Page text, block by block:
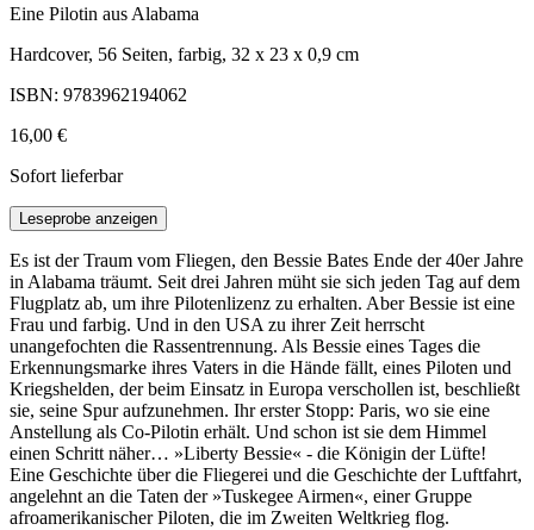
Eine Pilotin aus Alabama
Hardcover, 56 Seiten, farbig, 32 x 23 x 0,9 cm
ISBN: 9783962194062
16,00 €
Sofort lieferbar
Leseprobe anzeigen
Es ist der Traum vom Fliegen, den Bessie Bates Ende der 40er Jahre
in Alabama träumt. Seit drei Jahren müht sie sich jeden Tag auf dem
Flugplatz ab, um ihre Pilotenlizenz zu erhalten. Aber Bessie ist eine
Frau und farbig. Und in den USA zu ihrer Zeit herrscht
unangefochten die Rassentrennung. Als Bessie eines Tages die
Erkennungsmarke ihres Vaters in die Hände fällt, eines Piloten und
Kriegshelden, der beim Einsatz in Europa verschollen ist, beschließt
sie, seine Spur aufzunehmen. Ihr erster Stopp: Paris, wo sie eine
Anstellung als Co-Pilotin erhält. Und schon ist sie dem Himmel
einen Schritt näher… »Liberty Bessie« - die Königin der Lüfte!
Eine Geschichte über die Fliegerei und die Geschichte der Luftfahrt,
angelehnt an die Taten der »Tuskegee Airmen«, einer Gruppe
afroamerikanischer Piloten, die im Zweiten Weltkrieg flog.